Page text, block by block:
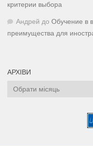
критерии выбора
Андрей до Обучение в
преимущества для
АРХІВИ
Архіви